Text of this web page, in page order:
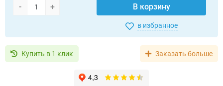
- + В корзину
в избранное
Купить в 1 клик Заказать больше